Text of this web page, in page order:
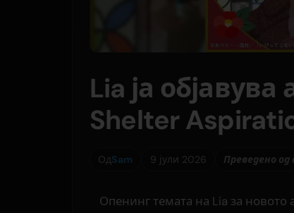
Lia ја
Shelter
ОдSam 9 јули 2026 Преведено од
Опенинг темата на Lia за новото